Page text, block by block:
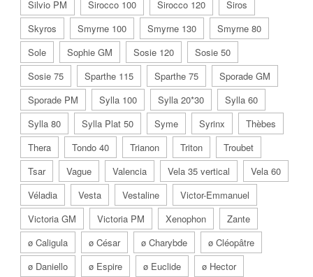
Silvio PM
Sirocco 100 Sirocco 120
Siros
Skyros
Smyrne 100 Smyrne 130
Smyrne 80
Sole
Sophie GM Sosie 120
Sosie 50
Sosie 75
Sparthe 115 Sparthe 75
Sporade GM
Sporade PM
Sylla 100 Sylla 20*30
Sylla 60
Sylla 80
Sylla Plat 50 Syme Syrinx
Thèbes
Thera
Tondo 40 Trianon Triton
Troubet
Tsar
Vague Valencia Vela 35 vertical
Vela 60
Véladia
Vesta Vestaline
Victor-Emmanuel
Victoria GM
Victoria PM Xenophon
Zante
ø Caligula
ø César ø Charybde
ø Cléopâtre
ø Daniello
ø Espire ø Euclide
ø Hector